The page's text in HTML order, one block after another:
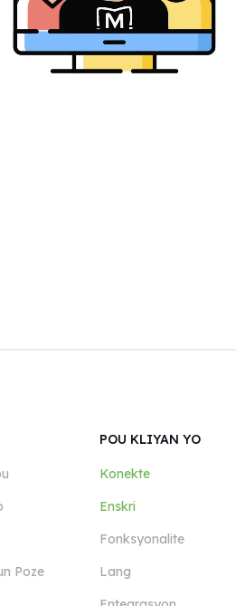
Poze
POU KLIYAN YO
Konekte
Enskri
Fonksyonalite
Lang